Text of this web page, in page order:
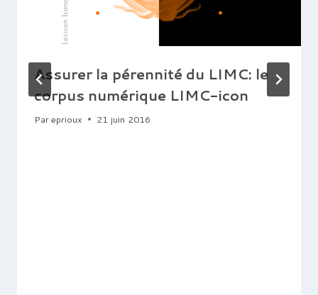
Assurer la pérennité du LIMC: le
corpus numérique LIMC-icon
Pareprioux 21 juin 2016